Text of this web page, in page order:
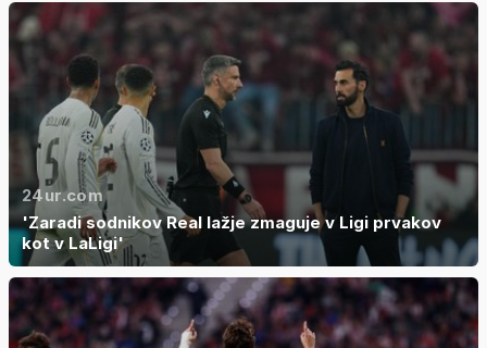
24ur.com
'Zaradi sodnikov Real lažje zmaguje v Ligi prvakov
kot v LaLigi'